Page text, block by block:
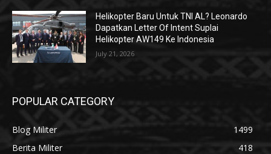
Helikopter Baru Untuk TNI AL? Leonardo
Dapatkan Letter Of Intent Suplai
Helikopter AW149 Ke Indonesia
July 21, 2026
POPULAR CATEGORY
Blog Militer
1499
Berita Militer
418